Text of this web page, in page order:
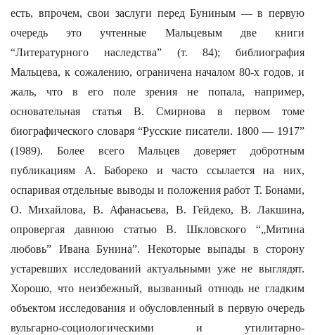
есть, впрочем, свои заслуги перед Буниным — в первую
очередь это учтенные Мальцевым две книги
“Литературного наследства” (т. 84); библиография
Мальцева, к сожалению, ограничена началом 80-х годов, и
жаль, что в его поле зрения не попала, например,
основательная статья В. Смирнова в первом томе
биографического словаря “Русские писатели. 1800 — 1917”
(1989). Более всего Мальцев доверяет добротным
публикациям А. Бабореко и часто ссылается на них,
оспаривая отдельные выводы и положения работ Т. Бонами,
О. Михайлова, В. Афанасьева, В. Гейдеко, В. Лакшина,
опровергая давнюю статью В. Шкловского “„Митина
любовь” Ивана Бунина”. Некоторые выпады в сторону
устаревших исследований актуальными уже не выглядят.
Хорошо, что неизбежный, вызванный отнюдь не гладким
объектом исследования и обусловленный в первую очередь
вульгарно-социологическими и утилитарно-